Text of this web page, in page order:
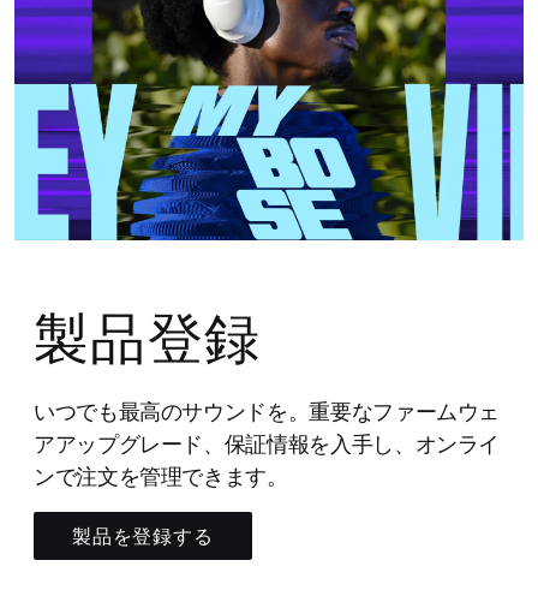
製品登録
いつでも最高のサウンドを。重要なファームウェ
アアップグレード、保証情報を入手し、オンライ
ンで注文を管理できます。
製品を登録する